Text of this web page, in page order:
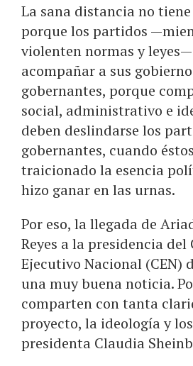
La sana distancia no
porque los partidos
violenten normas y
acompañar a sus
gobernantes, porque
social, administrativo e
deben deslindarse los
gobernantes, cuando
traicionado la esencia
hizo ganar en las urnas.
Por eso, la llegada de
Reyes a la presidencia del
Ejecutivo Nacional (CEN)
una muy buena noticia.
comparten con tanta
proyecto, la ideología y
presidenta Claudia